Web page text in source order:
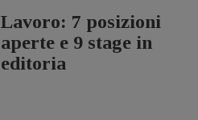
Lavoro: 7 posizioni
aperte e 9 stage in
editoria